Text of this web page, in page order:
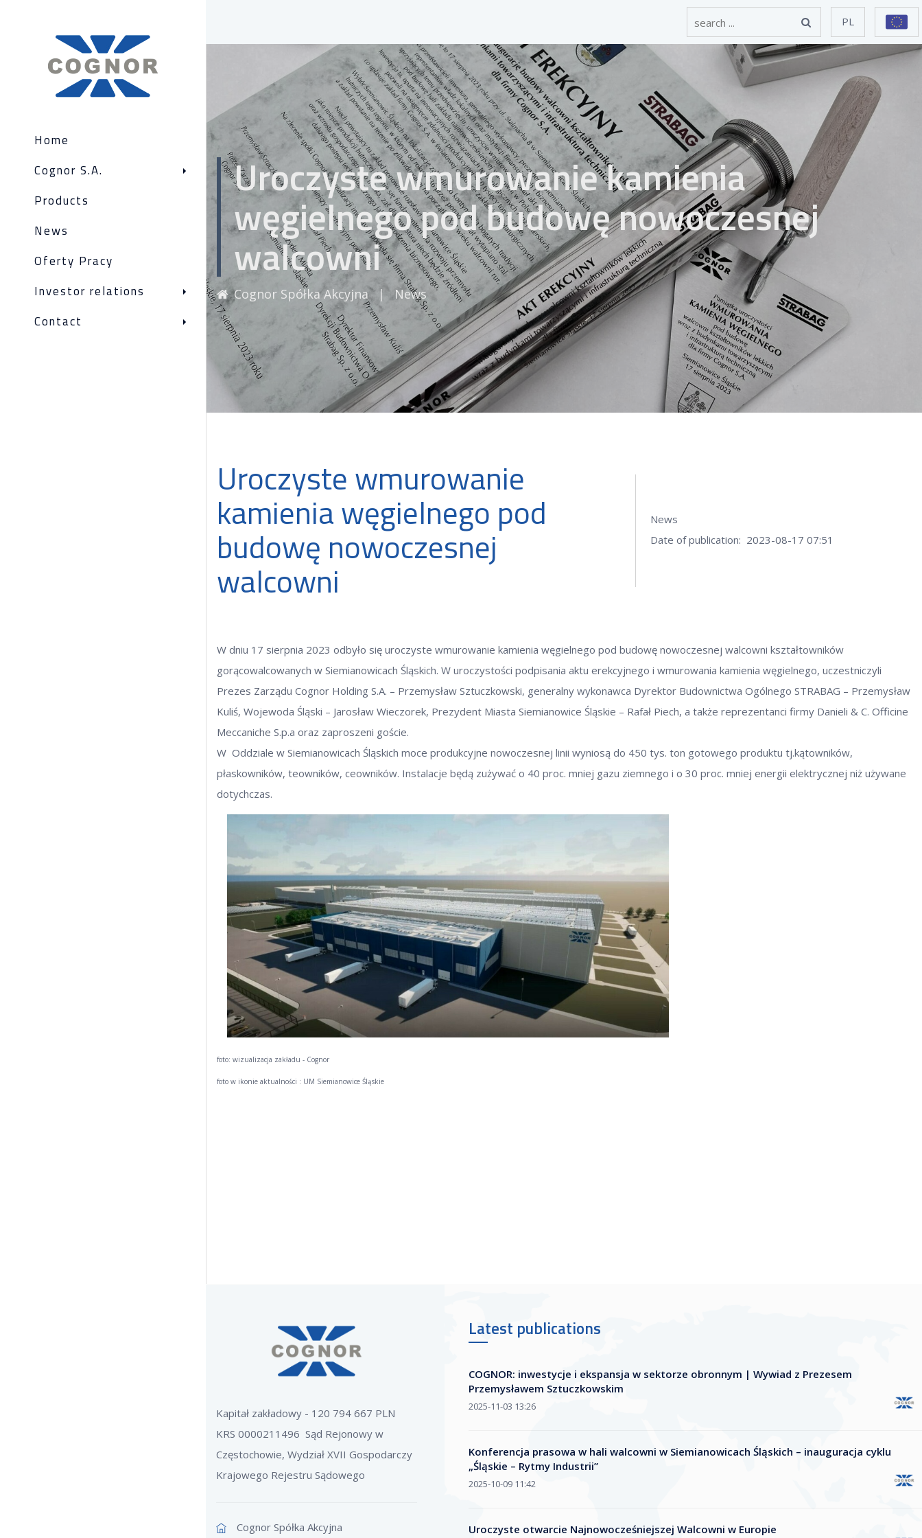
Home
Cognor S.A.
Products
News
Oferty Pracy
Investor relations
Contact
PL
Uroczyste wmurowanie kamienia
węgielnego pod budowę nowoczesnej
walcowni
Cognor Spółka Akcyjna| News
Uroczyste wmurowanie
kamienia węgielnego pod
budowę nowoczesnej
walcowni
News
Date of publication: 2023-08-17 07:51
W dniu 17 sierpnia 2023 odbyło się uroczyste wmurowanie kamienia węgielnego pod budowę nowoczesnej walcowni kształtowników
gorącowalcowanych w Siemianowicach Śląskich. W uroczystości podpisania aktu erekcyjnego i wmurowania kamienia węgielnego, uczestniczyli
Prezes Zarządu Cognor Holding S.A. – Przemysław Sztuczkowski, generalny wykonawca Dyrektor Budownictwa Ogólnego STRABAG – Przemysław
Kuliś, Wojewoda Śląski – Jarosław Wieczorek, Prezydent Miasta Siemianowice Śląskie – Rafał Piech, a także reprezentanci firmy Danieli & C. Officine
Meccaniche S.p.a oraz zaproszeni goście.
W Oddziale w Siemianowicach Śląskich moce produkcyjne nowoczesnej linii wyniosą do 450 tys. ton gotowego produktu tj.kątowników,
płaskowników, teowników, ceowników. Instalacje będą zużywać o 40 proc. mniej gazu ziemnego i o 30 proc. mniej energii elektrycznej niż używane
dotychczas.
foto: wizualizacja zakładu - Cognor
foto w ikonie aktualności : UM Siemianowice Śląskie
Kapitał zakładowy - 120 794 667 PLN
KRS 0000211496 Sąd Rejonowy w
Częstochowie, Wydział XVII Gospodarczy
Krajowego Rejestru Sądowego
Cognor Spółka Akcyjna
Latest publications
COGNOR: inwestycje i ekspansja w sektorze obronnym | Wywiad z Prezesem
Przemysławem Sztuczkowskim
2025-11-03 13:26
Konferencja prasowa w hali walcowni w Siemianowicach Śląskich – inauguracja cyklu
„Śląskie – Rytmy Industrii”
2025-10-09 11:42
Uroczyste otwarcie Najnowocześniejszej Walcowni w Europie